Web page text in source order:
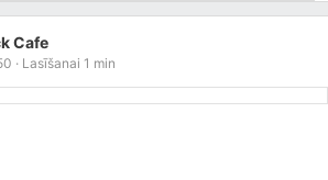
Cafe
· Lasīšanai 1 min